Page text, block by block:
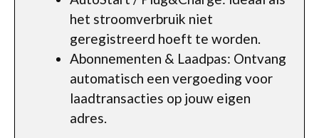
het stroomverbruik niet
geregistreerd hoeft te worden.
Abonnementen & Laadpas: Ontvang
automatisch een vergoeding voor
laadtransacties op jouw eigen
adres.